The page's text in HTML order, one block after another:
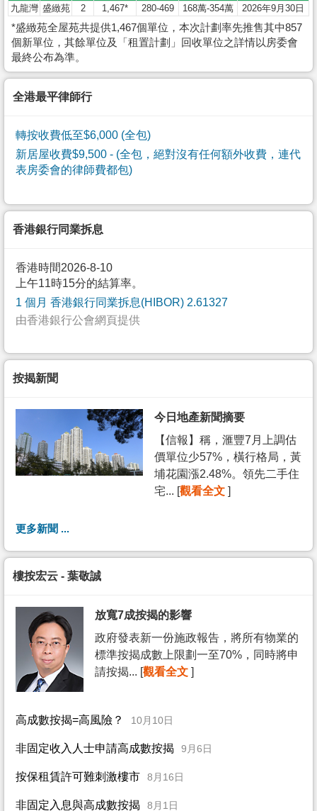
九龍灣 盛緻苑 2 1,467* 280-469 168萬-354萬 2026年9月30日
*盛緻苑全屋苑共提供1,467個單位，本次計劃率先推售其中857
個新單位，其餘單位及「租置計劃」回收單位之詳情以房委會
最終公布為準。
全港最平律師行
轉按收費低至$6,000 (全包)
新居屋收費$9,500 - (全包，絕對沒有任何額外收費，連代
表房委會的律師費都包)
香港銀行同業拆息
香港時間2026-8-10
上午11時15分的結算率。
1 個月 香港銀行同業拆息(HIBOR) 2.61327
由香港銀行公會網頁提供
按揭新聞
今日地產新聞摘要
【信報】稱，滙豐7月上調估
價單位少57%，橫行格局，黃
埔花園漲2.48%。領先二手住
宅... [觀看全文 ]
更多新聞 ...
樓按宏云 - 葉敬誠
放寬7成按揭的影響
政府發表新一份施政報告，將所有物業的
標準按揭成數上限劃一至70%，同時將申
請按揭... [觀看全文 ]
高成數按揭=高風險？ 10月10日
非固定收入人士申請高成數按揭 9月6日
按保租賃許可難刺激樓市 8月16日
非固定入息與高成數按揭 8月1日